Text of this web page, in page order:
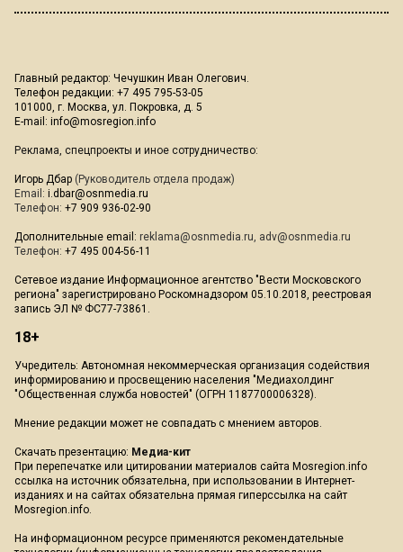
Главный редактор: Чечушкин Иван Олегович.
Телефон редакции: +7 495 795-53-05
101000, г. Москва, ул. Покровка, д. 5
E-mail: info@mosregion.info
Реклама, спецпроекты и иное сотрудничество:
Игорь Дбар (Руководитель отдела продаж)
Email: i.dbar@osnmedia.ru
Телефон: +7 909 936-02-90
Дополнительные email: reklama@osnmedia.ru, adv@osnmedia.ru
Телефон: +7 495 004-56-11
Сетевое издание Информационное агентство "Вести Московского
региона" зарегистрировано Роскомнадзором 05.10.2018, реестровая
запись ЭЛ № ФС77-73861.
18+
Учредитель: Автономная некоммерческая организация содействия
информированию и просвещению населения "Медиахолдинг
"Общественная служба новостей" (ОГРН 1187700006328).
Мнение редакции может не совпадать с мнением авторов.
Скачать презентацию: Медиа-кит
При перепечатке или цитировании материалов сайта Mosregion.info
ссылка на источник обязательна, при использовании в Интернет-
изданиях и на сайтах обязательна прямая гиперссылка на сайт
Mosregion.info.
На информационном ресурсе применяются рекомендательные